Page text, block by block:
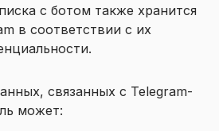
с ботом также хранится
в соответствии с их
связанных с Telegram-
может: